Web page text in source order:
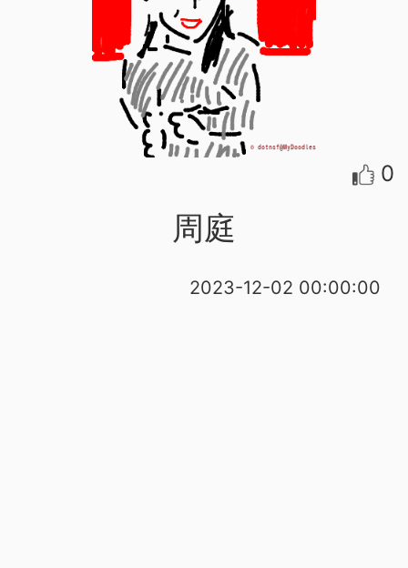
0
周庭
2023-12-02 00:00:00